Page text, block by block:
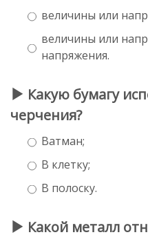
величины или
величины или
напряжения.
Какую бумагу
черчения?
Ватман;
В клетку;
В полоску.
Какой металл